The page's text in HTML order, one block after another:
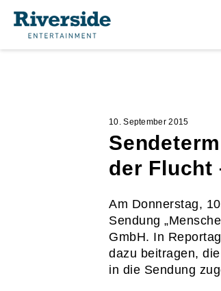
10. September 2015
der Flucht
Am Donnerstag,
Sendung
GmbH. In
dazu beitragen,
in die Sendung